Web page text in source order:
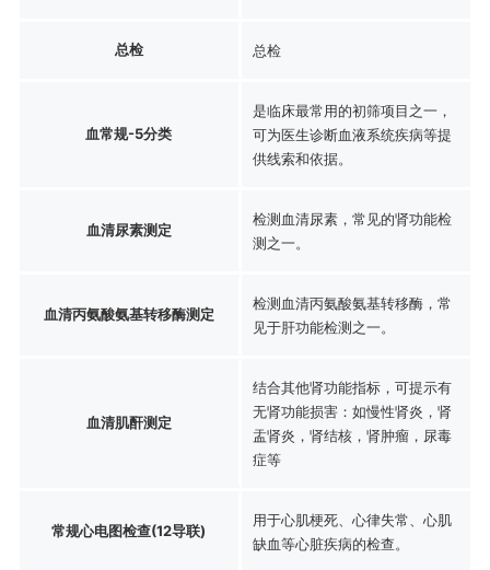
总检 总检
血常规-5分类
是临床最常用的初筛项目之一，
可为医生诊断血液系统疾病等提
供线索和依据。
血清尿素测定
检测血清尿素，常见的肾功能检
测之一。
血清丙氨酸氨基转移酶测定
检测血清丙氨酸氨基转移酶，常
见于肝功能检测之一。
血清肌酐测定
结合其他肾功能指标，可提示有
无肾功能损害：如慢性肾炎，肾
盂肾炎，肾结核，肾肿瘤，尿毒
症等
常规心电图检查(12导联)
用于心肌梗死、心律失常、心肌
缺血等心脏疾病的检查。